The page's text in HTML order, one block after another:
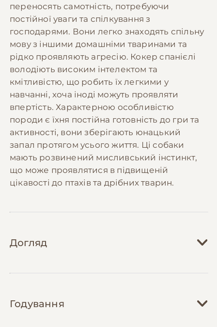
переносять самотність, потребуючи
постійної уваги та спілкування з
господарями. Вони легко знаходять спільну
мову з іншими домашніми тваринами та
рідко проявляють агресію. Кокер спанієлі
володіють високим інтелектом та
кмітливістю, що робить їх легкими у
навчанні, хоча іноді можуть проявляти
впертість. Характерною особливістю
породи є їхня постійна готовність до гри та
активності, вони зберігають юнацький
запал протягом усього життя. Ці собаки
мають розвинений мисливський інстинкт,
що може проявлятися в підвищеній
цікавості до птахів та дрібних тварин.
Догляд
вимагає регулярних зусиль, особливо щодо
догляду за шерстю. Необхідно вичісувати
Годування